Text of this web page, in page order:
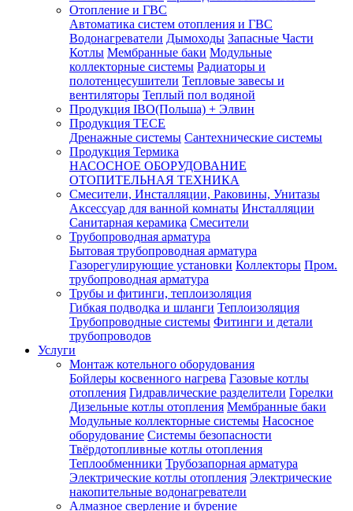
Отопление и ГВС
Автоматика систем отопления и ГВС
Водонагреватели Дымоходы Запасные Части
Котлы Мембранные баки Модульные
коллекторные системы Радиаторы и
полотенцесушители Тепловые завесы и
вентиляторы Теплый пол водяной
Продукция IBO(Польша) + Элвин
Продукция TECE
Дренажные системы Сантехнические системы
Продукция Термика
НАСОСНОЕ ОБОРУДОВАНИЕ
ОТОПИТЕЛЬНАЯ ТЕХНИКА
Смесители, Инсталляции, Раковины, Унитазы
Аксессуар для ванной комнаты Инсталляции
Санитарная керамика Смесители
Трубопроводная арматура
Бытовая трубопроводная арматура
Газорегулирующие установки Коллекторы Пром.
трубопроводная арматура
Трубы и фитинги, теплоизоляция
Гибкая подводка и шланги Теплоизоляция
Трубопроводные системы Фитинги и детали
трубопроводов
Услуги
Монтаж котельного оборудования
Бойлеры косвенного нагрева Газовые котлы
отопления Гидравлические разделители Горелки
Дизельные котлы отопления Мембранные баки
Модульные коллекторные системы Насосное
оборудование Системы безопасности
Твёрдотопливные котлы отопления
Теплообменники Трубозапорная арматура
Электрические котлы отопления Электрические
накопительные водонагреватели
Алмазное сверление и бурение